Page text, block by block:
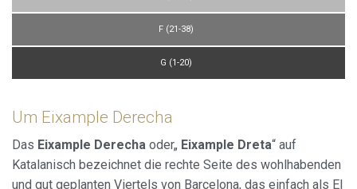
F (21-38)
G (1-20)
Um Eixample Derecha
Das Eixample Derecha oder„ Eixample Dreta“ auf
Katalanisch bezeichnet die rechte Seite des wohlhabenden
und gut geplanten Viertels von Barcelona, das einfach als El